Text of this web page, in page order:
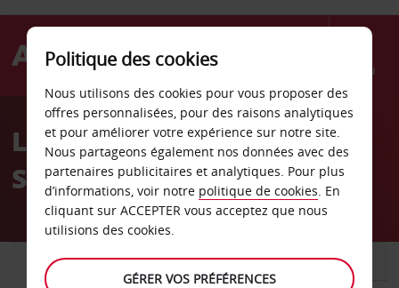
Menu
AvisLocation de voiture
Stockton
VOITURE UTILITAIRE
Politique des cookies
Nous utilisons des cookies pour vous proposer des
offres personnalisées, pour des raisons analytiques
et pour améliorer votre expérience sur notre site.
Nous partageons également nos données avec des
partenaires publicitaires et analytiques. Pour plus
d’informations, voir notre politique de cookies. En
cliquant sur ACCEPTER vous acceptez que nous
utilisions des cookies.
GÉRER VOS PRÉFÉRENCES